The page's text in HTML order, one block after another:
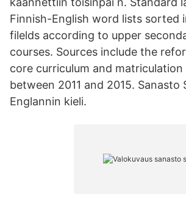
Finnish-English word lists sorted
filelds according to upper
courses. Sources include the
core curriculum and matriculation
between 2011 and 2015. Sanasto
Englannin kieli.